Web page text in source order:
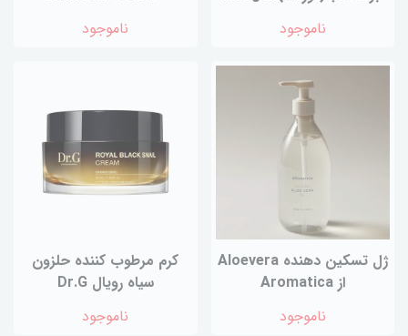
ناموجود
ناموجود
ژل تسکین دهنده Aloevera
از Aromatica
ناموجود
کرم مرطوب کننده حلزون
سیاه رویال Dr.G
ناموجود